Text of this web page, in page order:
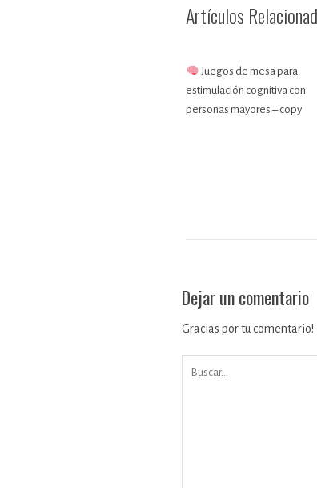
Artículos
Juegos de mesa para
estimulación cognitiva con
personas mayores – copy
Dejar un comentario
Gracias por tu